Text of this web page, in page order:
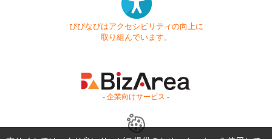
びびなびはアクセシビリティの向上に
取り組んでいます。
- 企業向けサービス -